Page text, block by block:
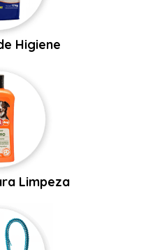
Higiene
Limpeza